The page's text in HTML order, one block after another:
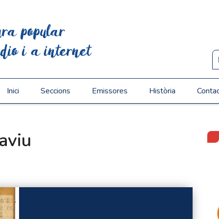
popular
i a internet
Inici Seccions Emissores Història